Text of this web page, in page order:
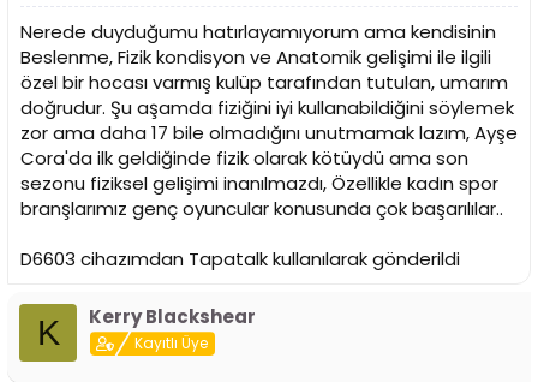
Nerede duyduğumu hatırlayamıyorum ama kendisinin
Beslenme, Fizik kondisyon ve Anatomik gelişimi ile ilgili
özel bir hocası varmış kulüp tarafından tutulan, umarım
doğrudur. Şu aşamda fiziğini iyi kullanabildiğini söylemek
zor ama daha 17 bile olmadığını unutmamak lazım, Ayşe
Cora'da ilk geldiğinde fizik olarak kötüydü ama son
sezonu fiziksel gelişimi inanılmazdı, Özellikle kadın spor
branşlarımız genç oyuncular konusunda çok başarılılar..
D6603 cihazımdan Tapatalk kullanılarak gönderildi
K Kerry Blackshear
Kayıtlı Üye